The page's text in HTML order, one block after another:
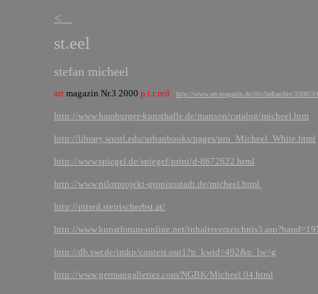
<
st.eel
stefan
art magazin Nr.3 2000 p.t.t.red http://www.art-magazin.de/div/heftarchiv/2000/
http://www.hamburger-kunsthalle.de/manson/catalog/micheel.htm
http://library.wustl.edu/urbanbooks/pages/pro_Micheel_White.html
http://www.spiegel.de/spiegel/print/d-8672622.html
http://www.pilotprojekt-gropiusstadt.de/micheel.html
http://pttred.steirischerbst.at/
http://www.kunstforum-online.net/
http://db.swr.de/imkp/contest.out1?p_kwid=492&p_lw=g
http://www.germangalleries.com/NGBK/Micheel.04.html